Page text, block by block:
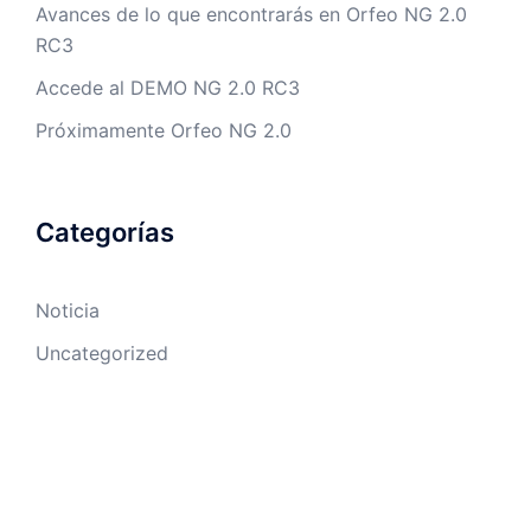
Avances de lo que encontrarás en Orfeo NG 2.0
RC3
Accede al DEMO NG 2.0 RC3
Próximamente Orfeo NG 2.0
Categorías
Noticia
Uncategorized